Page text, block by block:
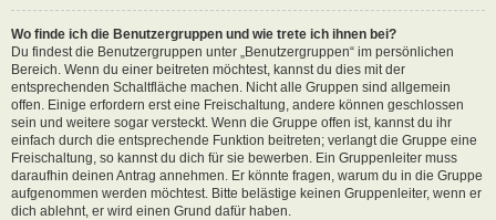
Wo finde ich die Benutzergruppen und wie trete ich ihnen bei?
Du findest die Benutzergruppen unter „Benutzergruppen“ im persönlichen
Bereich. Wenn du einer beitreten möchtest, kannst du dies mit der
entsprechenden Schaltfläche machen. Nicht alle Gruppen sind allgemein
offen. Einige erfordern erst eine Freischaltung, andere können geschlossen
sein und weitere sogar versteckt. Wenn die Gruppe offen ist, kannst du ihr
einfach durch die entsprechende Funktion beitreten; verlangt die Gruppe eine
Freischaltung, so kannst du dich für sie bewerben. Ein Gruppenleiter muss
daraufhin deinen Antrag annehmen. Er könnte fragen, warum du in die Gruppe
aufgenommen werden möchtest. Bitte belästige keinen Gruppenleiter, wenn er
dich ablehnt, er wird einen Grund dafür haben.